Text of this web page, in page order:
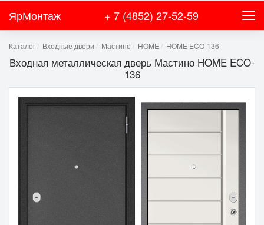
ЯрМонтаж + 7 (4852) 27-52-59
Каталог Входные двери Мастино HOME HOME ECO-136
Входная металлическая дверь Мастино HOME ECO-
136